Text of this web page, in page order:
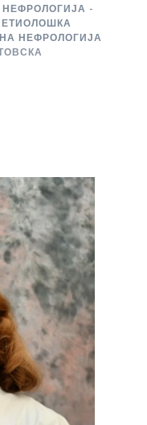
НЕФРОЛОГИЈА -
ЕТИОЛОШКА
НЕФРОЛОГИЈА